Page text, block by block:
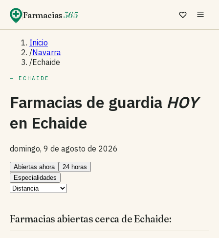
Farmacias365
Inicio
/Navarra
/Echaide
— ECHAIDE
Farmacias de guardia HOY
en Echaide
domingo, 9 de agosto de 2026
Abiertas ahora
24 horas
Especialidades
Farmacias abiertas cerca de Echaide: